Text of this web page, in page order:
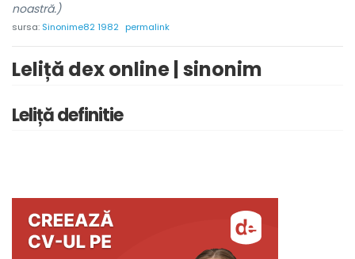
noastră.)
sursa: Sinonime82 1982 permalink
Leliță dex online | sinonim
Leliță definitie